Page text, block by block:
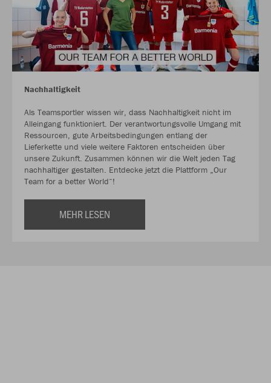
Nachhaltigkeit
Als Teamsportler wissen wir, dass Nachhaltigkeit nicht im
Alleingang funktioniert. Der verantwortungsvolle Umgang mit
Ressourcen, gute Arbeitsbedingungen entlang der
Lieferkette und viele weitere Faktoren entscheiden über
unsere Zukunft. Zusammen können wir die Welt jeden Tag
nachhaltiger gestalten. Entdecke jetzt die Plattform „Our
Team for a better World“!
MEHR LESEN